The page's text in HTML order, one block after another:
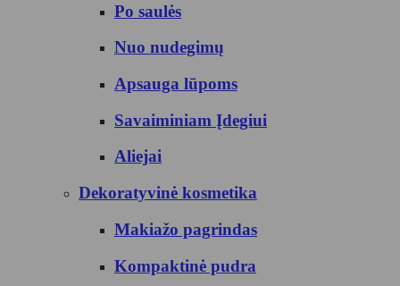
Po saulės
Nuo nudegimų
Apsauga lūpoms
Savaiminiam Įdegiui
Aliejai
Dekoratyvinė kosmetika
Makiažo pagrindas
Kompaktinė pudra